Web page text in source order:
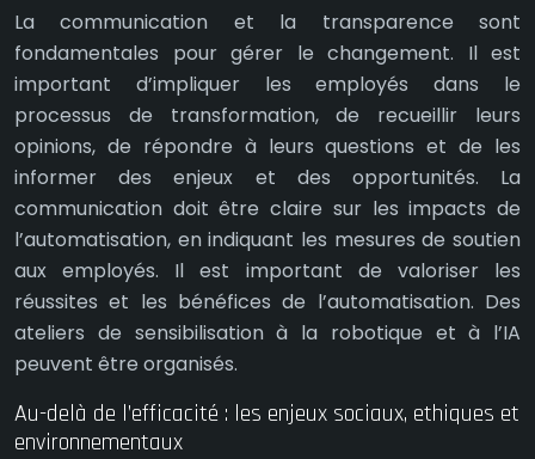
La communication et la transparence sont
fondamentales pour gérer le changement. Il est
important d’impliquer les employés dans le
processus de transformation, de recueillir leurs
opinions, de répondre à leurs questions et de les
informer des enjeux et des opportunités. La
communication doit être claire sur les impacts de
l’automatisation, en indiquant les mesures de soutien
aux employés. Il est important de valoriser les
réussites et les bénéfices de l’automatisation. Des
ateliers de sensibilisation à la robotique et à l’IA
peuvent être organisés.
Au-delà de l’efficacité : les enjeux sociaux, ethiques et
environnementaux